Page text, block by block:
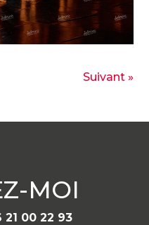
Suivant »
MOI
21 00 22 93